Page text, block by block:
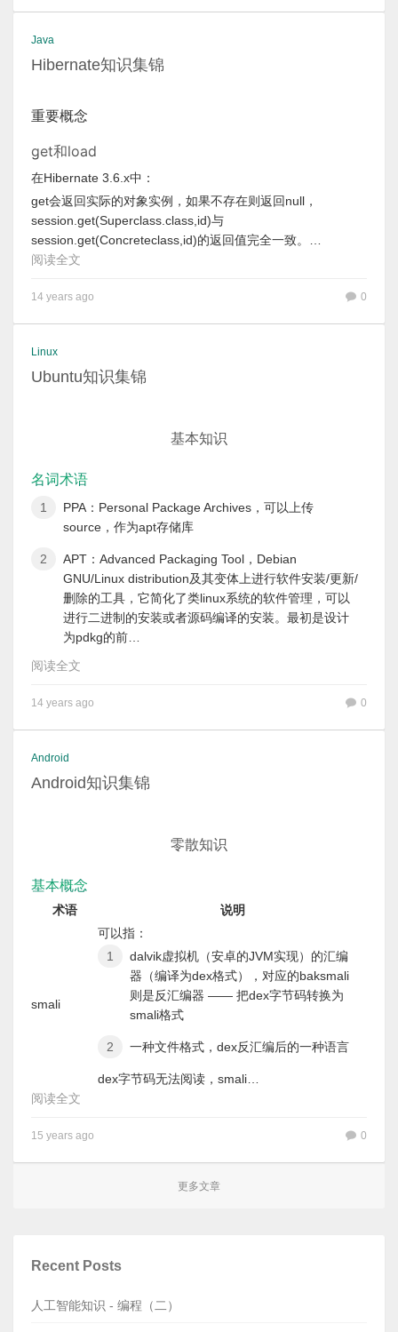
Java
Hibernate知识集锦
重要概念
get和load
在Hibernate 3.6.x中：
get会返回实际的对象实例，如果不存在则返回null，
session.get(Superclass.class,id)与
session.get(Concreteclass,id)的返回值完全一致。…
阅读全文
14 years ago 0
Linux
Ubuntu知识集锦
基本知识
名词术语
PPA：Personal Package Archives，可以上传
source，作为apt存储库
APT：Advanced Packaging Tool，Debian
GNU/Linux distribution及其变体上进行软件安装/更新/
删除的工具，它简化了类linux系统的软件管理，可以
进行二进制的安装或者源码编译的安装。最初是设计
为pdkg的前…
阅读全文
14 years ago 0
Android
Android知识集锦
零散知识
基本概念
术语 说明
smali
可以指：
dalvik虚拟机（安卓的JVM实现）的汇编
器（编译为dex格式），对应的baksmali
则是反汇编器 —— 把dex字节码转换为
smali格式
一种文件格式，dex反汇编后的一种语言
dex字节码无法阅读，smali…
阅读全文
15 years ago 0
更多文章
Recent Posts
人工智能知识 - 编程（二）